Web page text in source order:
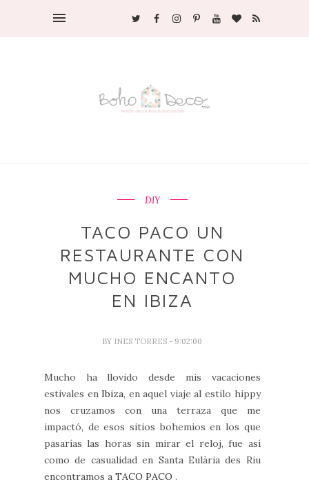
DIY
TACO PACO UN
RESTAURANTE CON
MUCHO ENCANTO
EN IBIZA
BY INES TORRES - 9:02:00
Mucho ha llovido desde mis vacaciones
estivales enIbiza, en aquel viaje al estilo hippy
nos cruzamos con una terraza que me
impactó, de esos sitios bohemios en los que
pasarías las horas sin mirar el reloj, fue así
como de casualidad en Santa Eulària des Riu
encontramos a TACO PACO .